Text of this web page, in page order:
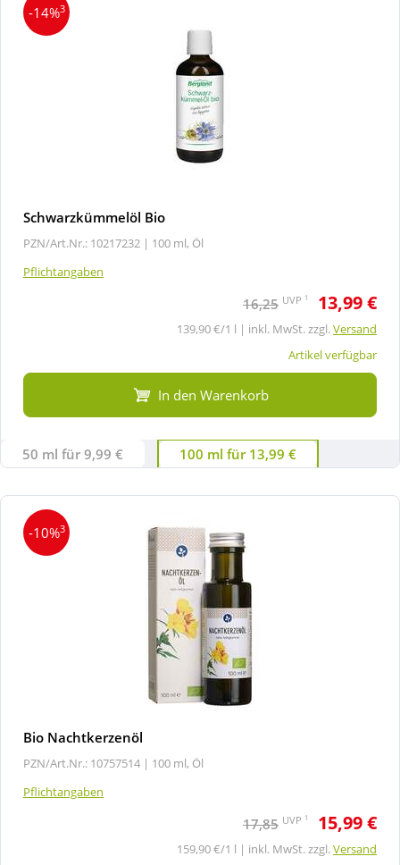
-14%3
Schwarzkümmelöl Bio
PZN/Art.Nr.: 10217232 | 100 ml, Öl
Pflichtangaben
16,25 UVP 1 13,99 €
139,90 €/1 l | inkl. MwSt. zzgl.Versand
Artikel verfügbar
In den Warenkorb
50 ml für 9,99 € 100 ml für 13,99 €
-10%3
Bio Nachtkerzenöl
PZN/Art.Nr.: 10757514 | 100 ml, Öl
Pflichtangaben
17,85 UVP 1 15,99 €
159,90 €/1 l | inkl. MwSt. zzgl.Versand